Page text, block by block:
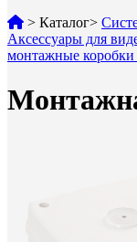
> Каталог>
Аксессуары для
монтажные коробки